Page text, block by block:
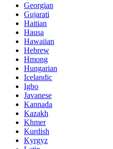
Georgian
Gujarati
Haitian
Hausa
Hawaiian
Hebrew
Hmong
Hungarian
Icelandic
Igbo
Javanese
Kannada
Kazakh
Khmer
Kurdish
Kyrgyz